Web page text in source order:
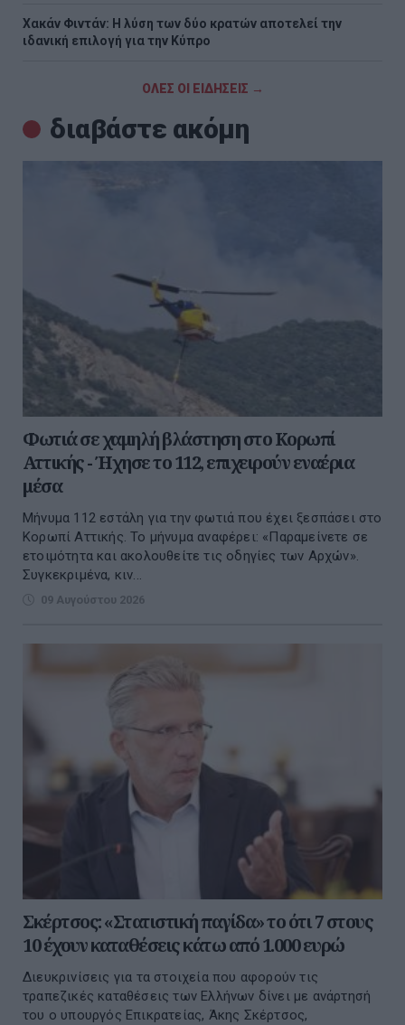
Χακάν Φιντάν: Η λύση των δύο κρατών αποτελεί την
ιδανική επιλογή για την Κύπρο
ΟΛΕΣ ΟΙ ΕΙΔΗΣΕΙΣ →
διαβάστε ακόμη
Φωτιά σε χαμηλή βλάστηση στο Κορωπί
Αττικής - Ήχησε το 112, επιχειρούν εναέρια
μέσα
Μήνυμα 112 εστάλη για την φωτιά που έχει ξεσπάσει στο
Κορωπί Αττικής. Το μήνυμα αναφέρει: «Παραμείνετε σε
ετοιμότητα και ακολουθείτε τις οδηγίες των Αρχών».
Συγκεκριμένα, κιν...
09 Αυγούστου 2026
Σκέρτσος: «Στατιστική παγίδα» το ότι 7 στους
10 έχουν καταθέσεις κάτω από 1.000 ευρώ
Διευκρινίσεις για τα στοιχεία που αφορούν τις
τραπεζικές καταθέσεις των Ελλήνων δίνει με ανάρτησή
του ο υπουργός Επικρατείας, Άκης Σκέρτσος,